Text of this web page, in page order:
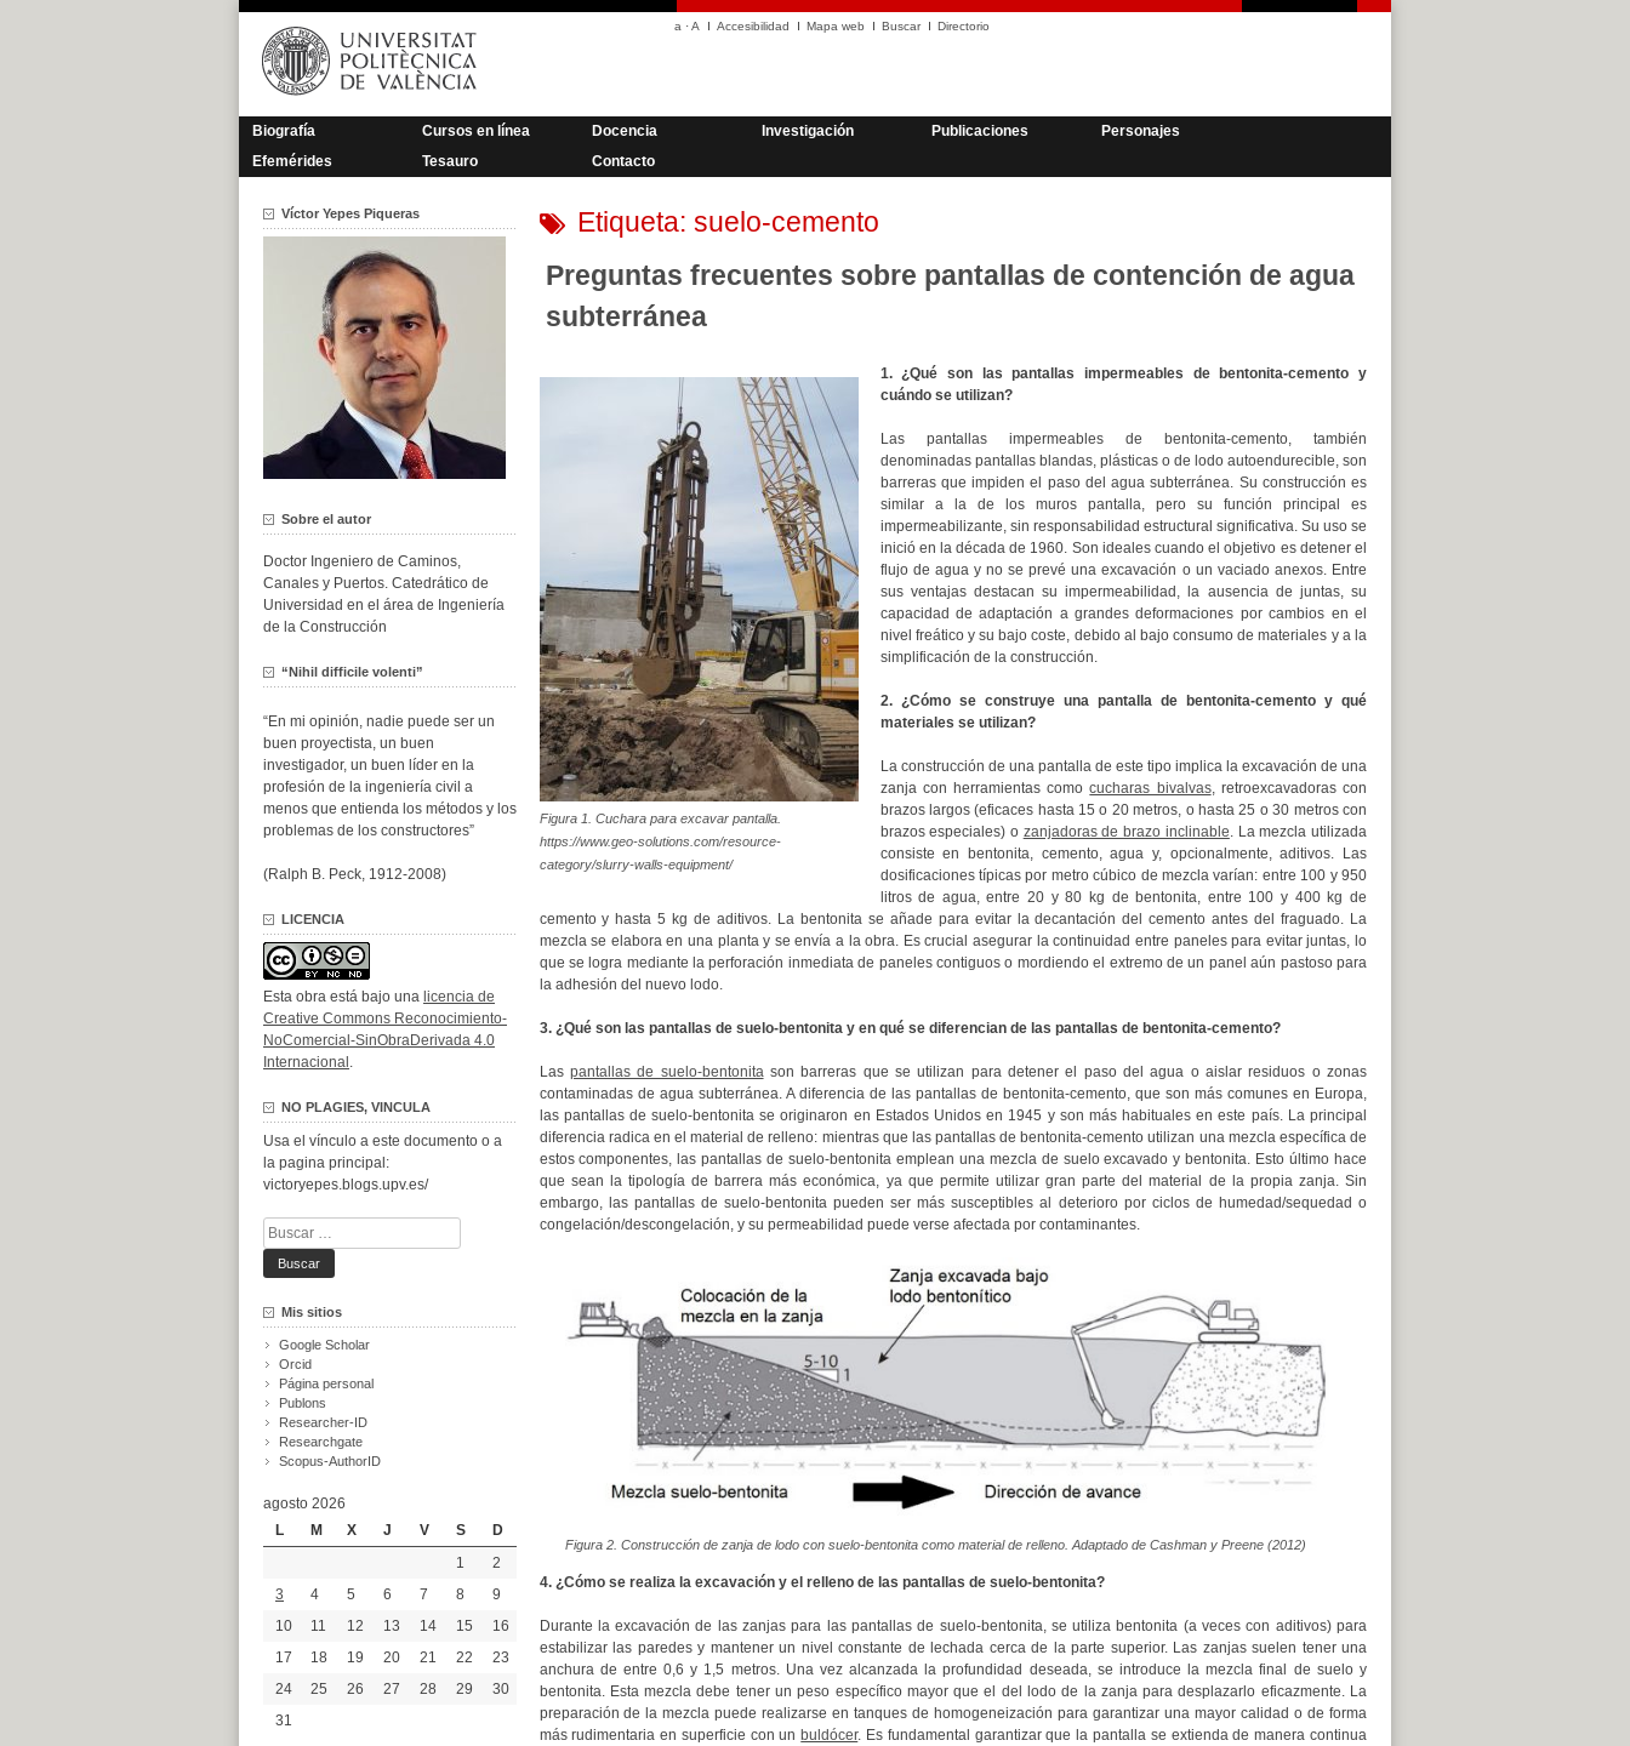
Saltar
contenido
a ·A Accesibilidad Mapa web Buscar Directorio
Biografía Cursos en línea Docencia Investigación Publicaciones
Personajes
Efemérides
Tesauro Contacto
Etiqueta: suelo-cemento
Preguntas frecuentes sobre pantallas de contención de agua
subterránea
Figura 1. Cuchara para excavar pantalla.
https://www.geo-solutions.com/resource-
category/slurry-walls-equipment/
1. ¿Qué son las pantallas impermeables de bentonita-cemento y
cuándo se utilizan?
Las pantallas impermeables de bentonita-cemento, también
denominadas pantallas blandas, plásticas o de lodo autoendurecible, son
barreras que impiden el paso del agua subterránea. Su construcción es
similar a la de los muros pantalla, pero su función principal es
impermeabilizante, sin responsabilidad estructural significativa. Su uso se
inició en la década de 1960. Son ideales cuando el objetivo es detener el
flujo de agua y no se prevé una excavación o un vaciado anexos. Entre
sus ventajas destacan su impermeabilidad, la ausencia de juntas, su
capacidad de adaptación a grandes deformaciones por cambios en el
nivel freático y su bajo coste, debido al bajo consumo de materiales y a la
simplificación de la construcción.
2. ¿Cómo se construye una pantalla de bentonita-cemento y qué
materiales se utilizan?
La construcción de una pantalla de este tipo implica la excavación de una
zanja con herramientas comocucharas bivalvas, retroexcavadoras con
brazos largos (eficaces hasta 15 o 20 metros, o hasta 25 o 30 metros con
brazos especiales) o zanjadoras de brazo inclinable. La mezcla utilizada
consiste en bentonita, cemento, agua y, opcionalmente, aditivos. Las
dosificaciones típicas por metro cúbico de mezcla varían: entre 100 y 950
litros de agua, entre 20 y 80 kg de bentonita, entre 100 y 400 kg de
cemento y hasta 5 kg de aditivos. La bentonita se añade para evitar la decantación del cemento antes del fraguado. La
mezcla se elabora en una planta y se envía a la obra. Es crucial asegurar la continuidad entre paneles para evitar juntas, lo
que se logra mediante la perforación inmediata de paneles contiguos o mordiendo el extremo de un panel aún pastoso para
la adhesión del nuevo lodo.
3. ¿Qué son las pantallas de suelo-bentonita y en qué se diferencian de las pantallas de bentonita-cemento?
Las pantallas de suelo-bentonitason barreras que se utilizan para detener el paso del agua o aislar residuos o zonas
contaminadas de agua subterránea. A diferencia de las pantallas de bentonita-cemento, que son más comunes en Europa,
las pantallas de suelo-bentonita se originaron en Estados Unidos en 1945 y son más habituales en este país. La principal
diferencia radica en el material de relleno: mientras que las pantallas de bentonita-cemento utilizan una mezcla específica de
estos componentes, las pantallas de suelo-bentonita emplean una mezcla de suelo excavado y bentonita. Esto último hace
que sean la tipología de barrera más económica, ya que permite utilizar gran parte del material de la propia zanja. Sin
embargo, las pantallas de suelo-bentonita pueden ser más susceptibles al deterioro por ciclos de humedad/sequedad o
congelación/descongelación, y su permeabilidad puede verse afectada por contaminantes.
Figura 2. Construcción de zanja de lodo con suelo-bentonita como material de relleno. Adaptado de Cashman y Preene (2012)
4. ¿Cómo se realiza la excavación y el relleno de las pantallas de suelo-bentonita?
Durante la excavación de las zanjas para las pantallas de suelo-bentonita, se utiliza bentonita (a veces con aditivos) para
estabilizar las paredes y mantener un nivel constante de lechada cerca de la parte superior. Las zanjas suelen tener una
anchura de entre 0,6 y 1,5 metros. Una vez alcanzada la profundidad deseada, se introduce la mezcla final de suelo y
bentonita. Esta mezcla debe tener un peso específico mayor que el del lodo de la zanja para desplazarlo eficazmente. La
preparación de la mezcla puede realizarse en tanques de homogeneización para garantizar una mayor calidad o de forma
más rudimentaria en superficie con un buldócer. Es fundamental garantizar que la pantalla se extienda de manera continua
Víctor Yepes Piqueras
Sobre el autor
Doctor Ingeniero de Caminos,
Canales y Puertos. Catedrático de
Universidad en el área de Ingeniería
de la Construcción
“Nihil difficile volenti”
“En mi opinión, nadie puede ser un
buen proyectista, un buen
investigador, un buen líder en la
profesión de la ingeniería civil a
menos que entienda los métodos y los
problemas de los constructores”
(Ralph B. Peck, 1912-2008)
LICENCIA
Esta obra está bajo una licencia de
Creative Commons Reconocimiento-
NoComercial-SinObraDerivada 4.0
Internacional .
NO PLAGIES, VINCULA
Usa el vínculo a este documento o a
la pagina principal:
victoryepes.blogs.upv.es/
Buscar:
Mis sitios
Google Scholar
Orcid
Página personal
Publons
Researcher-ID
Researchgate
Scopus-AuthorID
agosto 2026
L
M X J V S
D
1
2
3
4 5 6 7 8
9
10
11 12 13 14 15
16
17
18 19 20 21 22
23
24
25 26 27 28 29
30
31